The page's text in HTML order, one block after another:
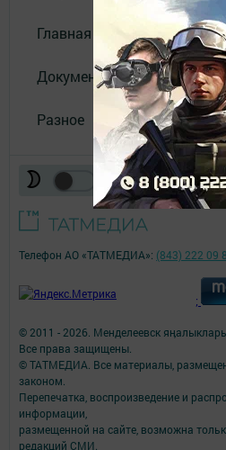
Главная
Документы
Разное
© 2011 - 2026. Менделеевск
Все права защищены.
© ТАТМЕДИА. Все материалы,
законом.
Перепечатка, воспроизведение и
информации,
размещенной на сайте, возможна
редакций СМИ.
Телефон АО «ТАТМЕДИА»: (843) 222 09
;